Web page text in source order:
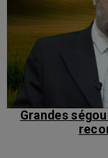
Grandes